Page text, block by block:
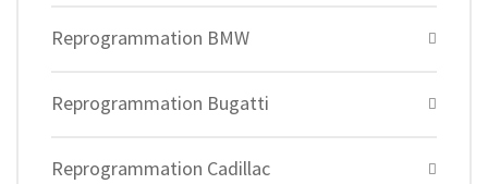
Reprogrammation BMW
Reprogrammation Bugatti
Reprogrammation Cadillac